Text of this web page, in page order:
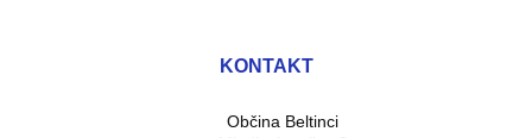
KONTAKT
Občina Beltinci